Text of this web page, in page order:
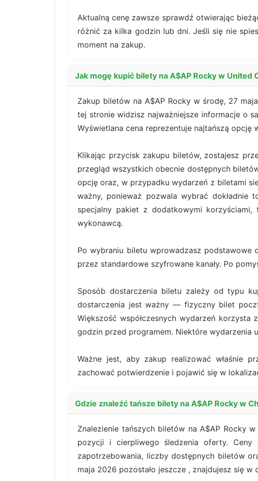
Aktualną cenę zawsze sprawdź otwierając
różnić za kilka godzin lub dni. Jeśli się nie
moment na zakup.
Jak mogę kupić bilety na A$AP Rocky w United
Zakup biletów na A$AP Rocky w środę, 27
tej stronie widzisz najważniejsze informacje o
Wyświetlana cena reprezentuje najtańszą opcję
Klikając przycisk zakupu biletów, zostajesz
przegląd wszystkich obecnie dostępnych
opcję oraz, w przypadku wydarzeń z biletami
ważny, ponieważ pozwala wybrać
specjalny pakiet z dodatkowymi
wykonawcą.
Po wybraniu biletu wprowadzasz podstawowe
przez standardowe szyfrowane kanały. Po
Sposób dostarczenia biletu zależy od typu
dostarczenia jest ważny — fizyczny bilet
Większość współczesnych wydarzeń
godzin przed programem. Niektóre
Ważne jest, aby zakup realizować właśnie
zachować potwierdzenie i pojawić się w
Gdzie znaleźć tańsze bilety na A$AP Rocky w
Znalezienie tańszych biletów na A$AP Rocky
pozycji i cierpliwego śledzenia oferty.
zapotrzebowania, liczby dostępnych biletów
maja 2026 pozostało jeszcze , znajdujesz się